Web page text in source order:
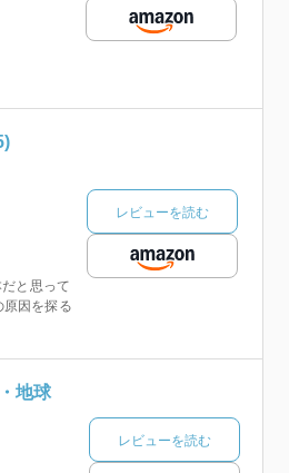
と思って
原因を探る
レビューを読む
地球
レビューを読む